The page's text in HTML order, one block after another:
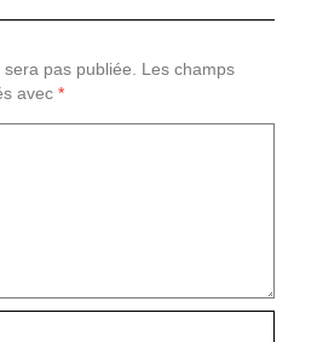
pas publiée. Les champs
avec *